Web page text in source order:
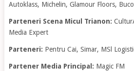
Autoklass, Michelin, Glamour Floors,
Parteneri Scena Micul Trianon:
Media Expert
Parteneri: Pentru Cai, Simar, MSl
Partener Media Principal: Magic FM